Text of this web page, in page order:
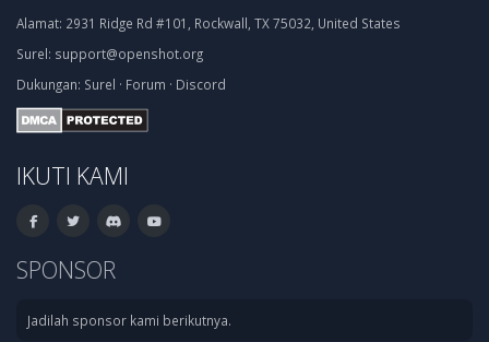
Alamat: 2931 Ridge Rd #101, Rockwall, TX 75032, United States
Surel: support@openshot.org
Dukungan: Surel · Forum · Discord
IKUTI KAMI
SPONSOR
Jadilah sponsor kami berikutnya.